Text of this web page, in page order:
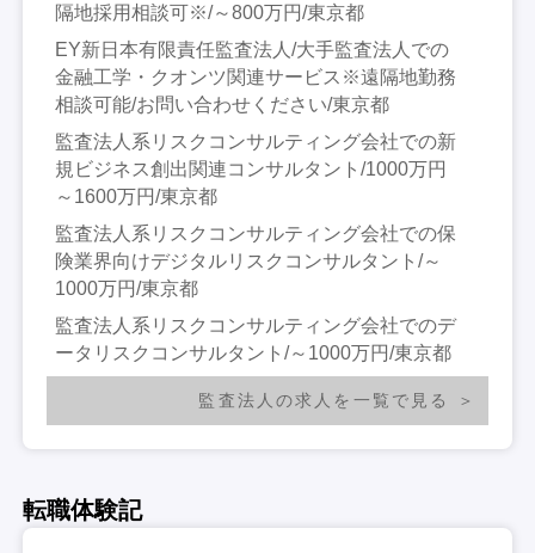
隔地採用相談可※/～800万円/東京都
EY新日本有限責任監査法人/大手監査法人での
金融工学・クオンツ関連サービス※遠隔地勤務
相談可能/お問い合わせください/東京都
監査法人系リスクコンサルティング会社での新
規ビジネス創出関連コンサルタント/1000万円
～1600万円/東京都
監査法人系リスクコンサルティング会社での保
険業界向けデジタルリスクコンサルタント/～
1000万円/東京都
監査法人系リスクコンサルティング会社でのデ
ータリスクコンサルタント/～1000万円/東京都
監査法人の求人を一覧で見る
転職体験記